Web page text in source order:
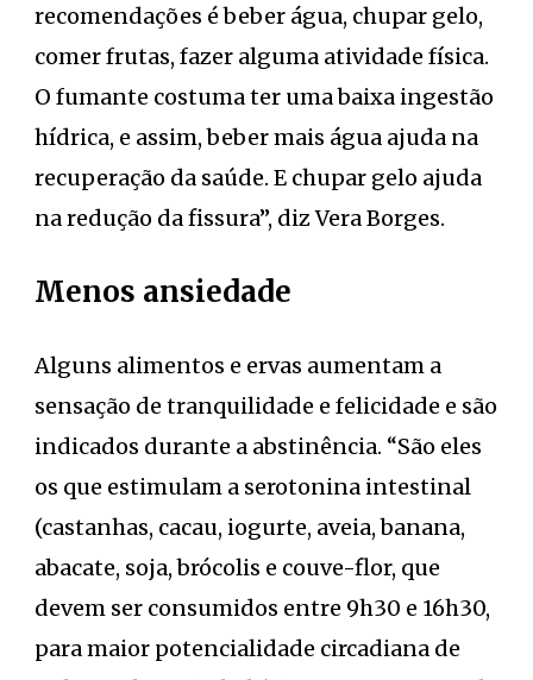
recomendações é beber água, chupar gelo,
comer frutas, fazer alguma atividade física.
O fumante costuma ter uma baixa ingestão
hídrica, e assim, beber mais água ajuda na
recuperação da saúde. E chupar gelo ajuda
na redução da fissura”, diz Vera Borges.
Menos ansiedade
Alguns alimentos e ervas aumentam a
sensação de tranquilidade e felicidade e são
indicados durante a abstinência. “São eles
os que estimulam a serotonina intestinal
(castanhas, cacau, iogurte, aveia, banana,
abacate, soja, brócolis e couve-flor, que
devem ser consumidos entre 9h30 e 16h30,
para maior potencialidade circadiana de